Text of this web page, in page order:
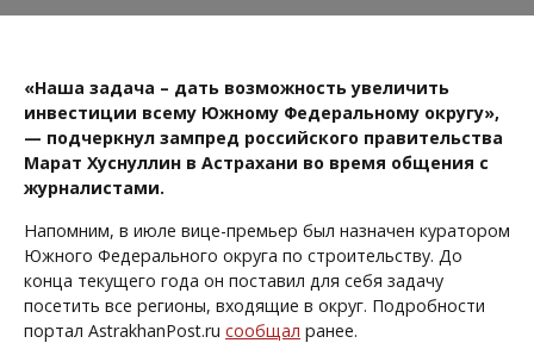
«Наша задача – дать возможность увеличить
инвестиции всему Южному Федеральному округу»,
— подчеркнул зампред российского правительства
Марат Хуснуллин в Астрахани во время общения с
журналистами.
Напомним, в июле вице-премьер был назначен куратором
Южного Федерального округа по строительству. До
конца текущего года он поставил для себя задачу
посетить все регионы, входящие в округ. Подробности
портал AstrakhanPost.ru сообщал ранее.